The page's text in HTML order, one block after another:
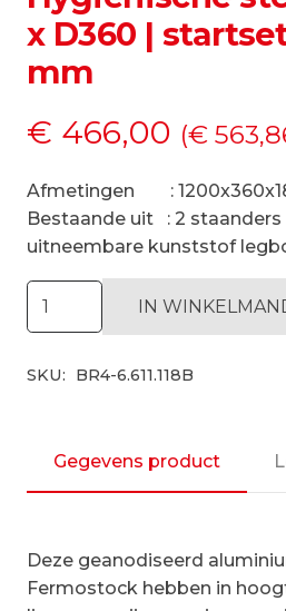
x D360 |
mm
€ 466,00 (€
Afmetingen :
Bestaande uit : 2 staanders
uitneembare kunststof
x
startset
vak
aantal
IN
SKU: BR4-6.611.118B
Gegevens product
Deze geanodiseerd
Fermostock hebben in